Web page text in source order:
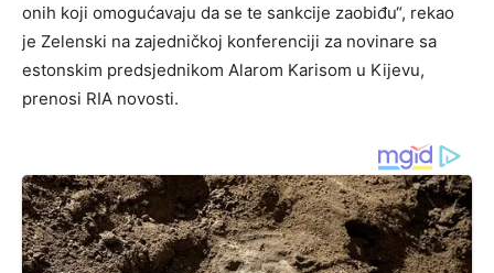
onih koji omogućavaju da se te sankcije zaobiđu“, rekao
je Zelenski na zajedničkoj konferenciji za novinare sa
estonskim predsjednikom Alarom Karisom u Kijevu,
prenosi RIA novosti.